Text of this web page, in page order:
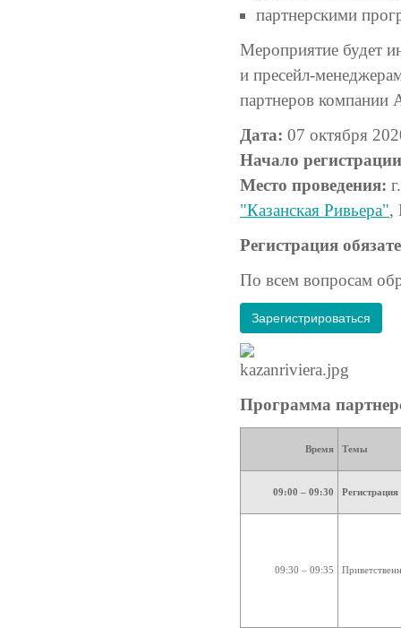
партнерскими
Мероприятие будет
и пресейл-
партнеров
Дата: 07 октября
Начало
Место проведения:
"Казанская Ривьера",
Регистрация
По всем вопросам
Зарегистрироваться
Программа
Время Темы
09:00 – 09:30
09:30 – 09:35